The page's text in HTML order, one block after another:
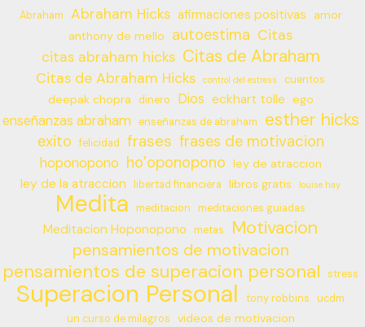
Abraham Abraham Hicks afirmaciones positivas
amor
anthony de mello
autoestima Citas
citas abraham hicks Citas de Abraham
Citas de Abraham Hicks control del estress cuentos
deepak chopra dinero Dios eckhart tolle ego
enseñanzas abraham enseñanzas de abraham esther hicks
exito felicidad frases frases de motivacion
hoponopono ho’oponopono ley de atraccion
ley de la atraccion libertad financiera libros gratis louise hay
Medita meditacion meditaciones guiadas
Meditacion Hoponopono metas Motivacion
pensamientos de motivacion
pensamientos de superacion personal stress
Superacion Personal tony robbins
ucdm
un curso de milagros
videos de motivacion